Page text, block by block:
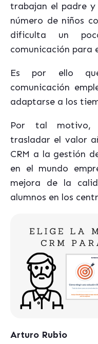
trabajan el padre
número de niños
dificulta un
comunicación para
Es por ello
comunicación
adaptarse a los
Por tal motivo,
trasladar el valor
CRM a la gestión
en el mundo
mejora de la
alumnos en los
Arturo Rubio